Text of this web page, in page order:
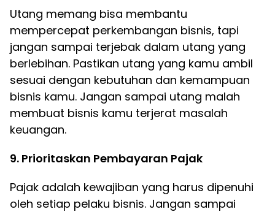
Utang memang bisa membantu
mempercepat perkembangan bisnis, tapi
jangan sampai terjebak dalam utang yang
berlebihan. Pastikan utang yang kamu ambil
sesuai dengan kebutuhan dan kemampuan
bisnis kamu. Jangan sampai utang malah
membuat bisnis kamu terjerat masalah
keuangan.
9. Prioritaskan Pembayaran Pajak
Pajak adalah kewajiban yang harus dipenuhi
oleh setiap pelaku bisnis. Jangan sampai